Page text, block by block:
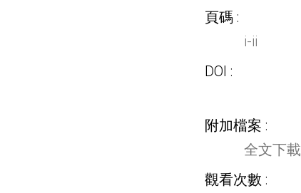
頁碼
i-ii
DOI
附加檔案
全文下載
觀看次數